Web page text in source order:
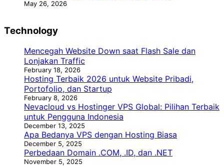
May 26, 2026
Technology
Mencegah Website Down saat Flash Sale dan
Lonjakan Traffic
February 18, 2026
Hosting Terbaik 2026 untuk Website Pribadi,
Portofolio, dan Startup
February 8, 2026
Nevacloud vs Hostinger VPS Global: Pilihan Terbaik
untuk Pengguna Indonesia
December 13, 2025
Apa Bedanya VPS dengan Hosting Biasa
December 5, 2025
Perbedaan Domain .COM, .ID, dan .NET
November 5, 2025